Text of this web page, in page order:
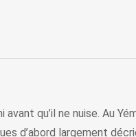
avant qu’il ne nuise. Au
d’abord largement